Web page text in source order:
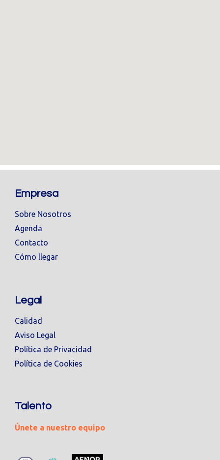
Empresa
Sobre Nosotros
Agenda
Contacto
Cómo llegar
Legal
Calidad
Aviso Legal
Política de Privacidad
Política de Cookies
Talento
Únete a nuestro equipo